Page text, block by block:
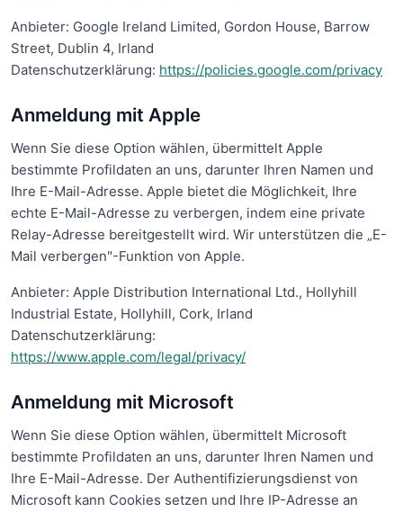
Anbieter: Google Ireland Limited, Gordon House, Barrow
Street, Dublin 4, Irland
Datenschutzerklärung: https://policies.google.com/privacy
Anmeldung mit Apple
Wenn Sie diese Option wählen, übermittelt Apple
bestimmte Profildaten an uns, darunter Ihren Namen und
Ihre E-Mail-Adresse. Apple bietet die Möglichkeit, Ihre
echte E-Mail-Adresse zu verbergen, indem eine private
Relay-Adresse bereitgestellt wird. Wir unterstützen die „E-
Mail verbergen"-Funktion von Apple.
Anbieter: Apple Distribution International Ltd., Hollyhill
Industrial Estate, Hollyhill, Cork, Irland
Datenschutzerklärung:
https://www.apple.com/legal/privacy/
Anmeldung mit Microsoft
Wenn Sie diese Option wählen, übermittelt Microsoft
bestimmte Profildaten an uns, darunter Ihren Namen und
Ihre E-Mail-Adresse. Der Authentifizierungsdienst von
Microsoft kann Cookies setzen und Ihre IP-Adresse an